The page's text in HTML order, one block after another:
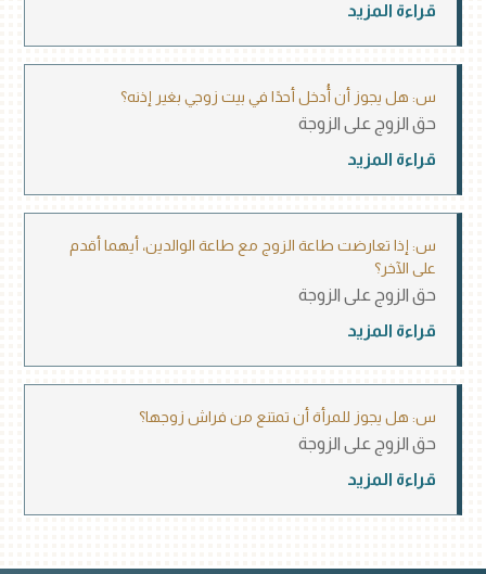
قراءة المزيد
س: هل يجوز أن أُدخل أحدًا في بيت زوجي بغير إذنه؟
حق الزوج على الزوجة
قراءة المزيد
س: إذا تعارضت طاعة الزوج مع طاعة الوالدين، أيهما أقدم
على الآخر؟
حق الزوج على الزوجة
قراءة المزيد
س: هل يجوز للمرأة أن تمتنع من فراش زوجها؟
حق الزوج على الزوجة
قراءة المزيد